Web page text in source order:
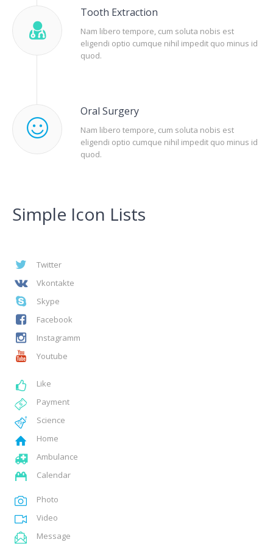
Tooth Extraction
Nam libero tempore, cum soluta nobis est
eligendi optio cumque nihil impedit quo minus id
quod.
Oral Surgery
Nam libero tempore, cum soluta nobis est
eligendi optio cumque nihil impedit quo minus id
quod.
Simple Icon Lists
Twitter
Vkontakte
Skype
Facebook
Instagramm
Youtube
Like
Payment
Science
Home
Ambulance
Calendar
Photo
Video
Message